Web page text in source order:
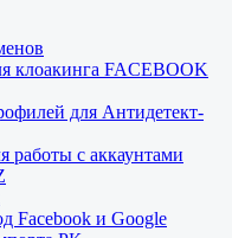
клоакинга FACEBOOK
для Антидетект-
работы с аккаунтами
Facebook и Google